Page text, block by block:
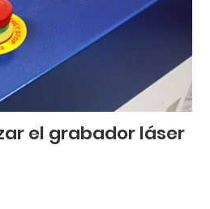
el grabador láser